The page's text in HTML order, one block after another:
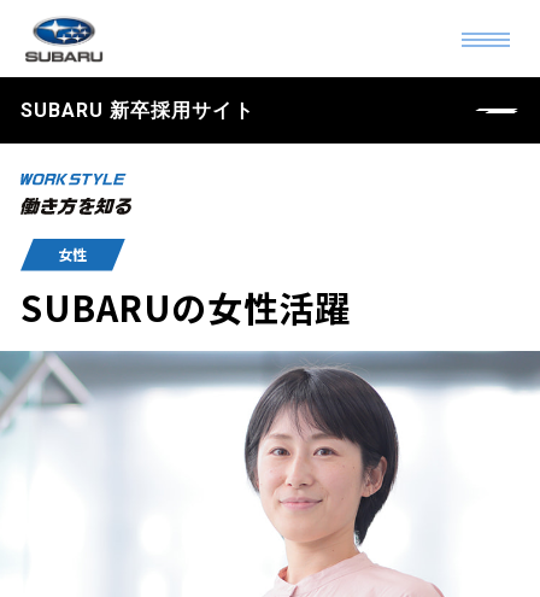
SUBARU 新卒採用サイト
女性
SUBARUの女性活躍